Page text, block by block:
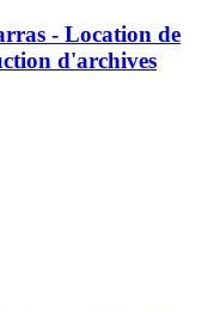
- Location de
d'archives